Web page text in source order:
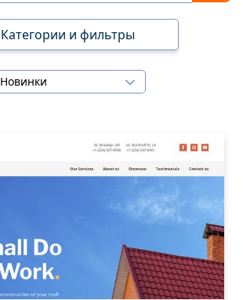
Категории и фильтры
Новинки